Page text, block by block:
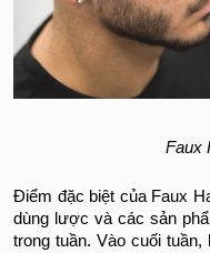
Faux
Điểm đặc biệt của Faux
dùng lược và các sản
trong tuần. Vào cuối